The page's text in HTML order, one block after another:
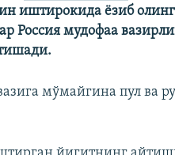
иштирокида ёзиб
Россия мудофаа
мўмайгина пул ва